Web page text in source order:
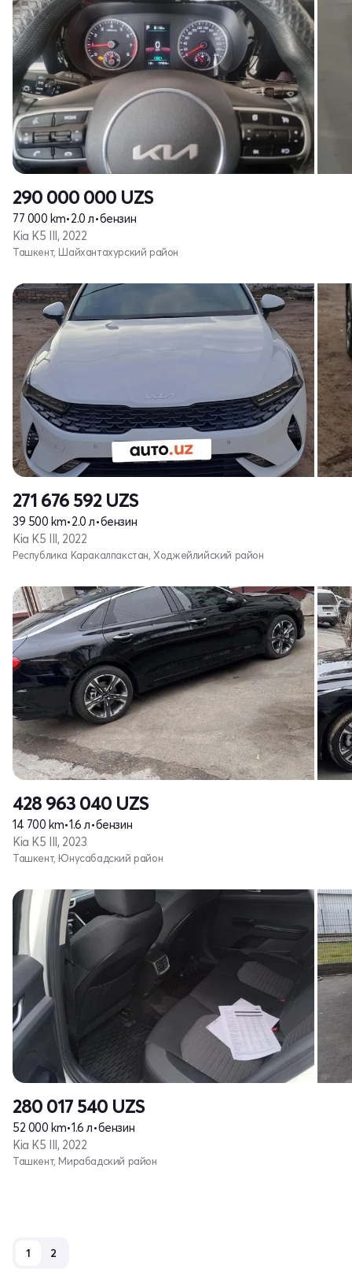
290 000 000 UZS
77 000 km•2.0 л•бензин
Kia K5 III, 2022
Ташкент, Шайхантахурский район
271 676 592 UZS
39 500 km•2.0 л•бензин
Kia K5 III, 2022
Республика Каракалпакстан, Ходжейлийский район
428 963 040 UZS
14 700 km•1.6 л•бензин
Kia K5 III, 2023
Ташкент, Юнусабадский район
280 017 540 UZS
52 000 km•1.6 л•бензин
Kia K5 III, 2022
Ташкент, Мирабадский район
1 2